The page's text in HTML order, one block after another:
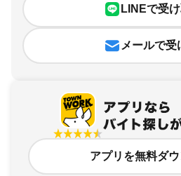
LINEで受
メールで受
アプリを無料ダ